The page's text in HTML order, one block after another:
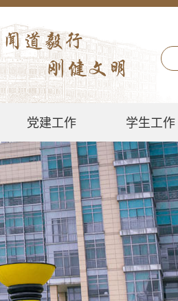
党建工作 学生工作